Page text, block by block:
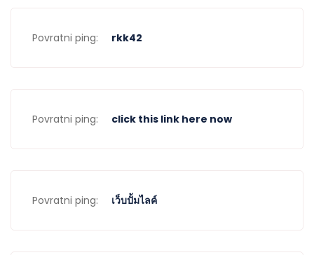
Povratni ping: rkk42
Povratni ping: click this link here now
Povratni ping: เว็บปั้มไลค์